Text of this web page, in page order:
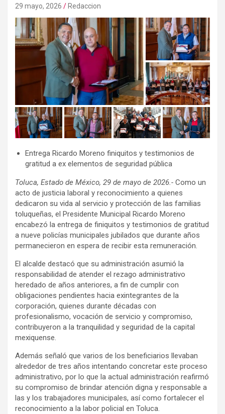
29 mayo, 2026 Redaccion
Entrega Ricardo Moreno finiquitos y testimonios de
gratitud a ex elementos de seguridad pública
Toluca, Estado de México, 29 de mayo de 2026.- Como un
acto de justicia laboral y reconocimiento a quienes
dedicaron su vida al servicio y protección de las familias
toluqueñas, el Presidente Municipal Ricardo Moreno
encabezó la entrega de finiquitos y testimonios de gratitud
a nueve policías municipales jubilados que durante años
permanecieron en espera de recibir esta remuneración.
El alcalde destacó que su administración asumió la
responsabilidad de atender el rezago administrativo
heredado de años anteriores, a fin de cumplir con
obligaciones pendientes hacia exintegrantes de la
corporación, quienes durante décadas con
profesionalismo, vocación de servicio y compromiso,
contribuyeron a la tranquilidad y seguridad de la capital
mexiquense.
Además señaló que varios de los beneficiarios llevaban
alrededor de tres años intentando concretar este proceso
administrativo, por lo que la actual administración reafirmó
su compromiso de brindar atención digna y responsable a
las y los trabajadores municipales, así como fortalecer el
reconocimiento a la labor policial en Toluca.